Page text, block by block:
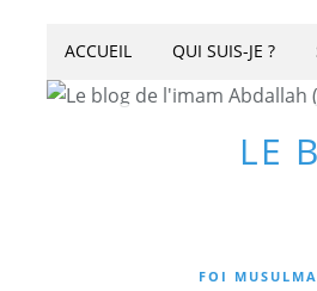
LE
ACCUEIL QUI SUIS-JE ?
FOI